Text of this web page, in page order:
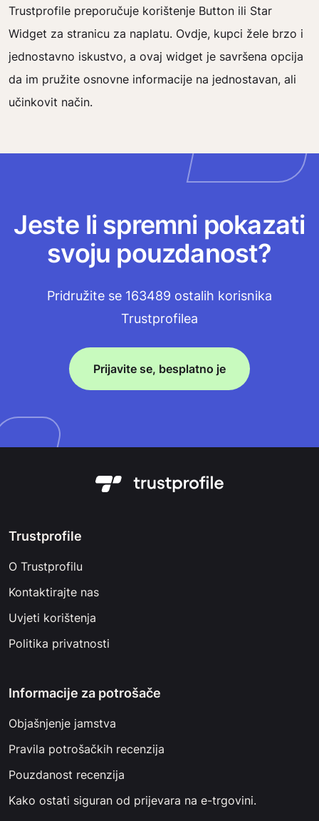
Trustprofile preporučuje korištenje Button ili Star
Widget za stranicu za naplatu. Ovdje, kupci žele brzo i
jednostavno iskustvo, a ovaj widget je savršena opcija
da im pružite osnovne informacije na jednostavan, ali
učinkovit način.
Jeste li spremni pokazati
svoju pouzdanost?
Pridružite se 163489 ostalih korisnika
Trustprofilea
Prijavite se, besplatno je
Trustprofile
O Trustprofilu
Kontaktirajte nas
Uvjeti korištenja
Politika privatnosti
Informacije za potrošače
Objašnjenje jamstva
Pravila potrošačkih recenzija
Pouzdanost recenzija
Kako ostati siguran od prijevara na e-trgovini.